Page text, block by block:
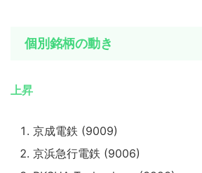
個別銘柄の動き
上昇
京成電鉄 (9009)
京浜急行電鉄 (9006)